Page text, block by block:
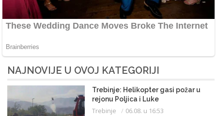
NAJNOVIJE U OVOJ KATEGORIJI
Trebinje: Helikopter gasi požar u
rejonu Poljica i Luke
Trebinje 06.08. u 16:53